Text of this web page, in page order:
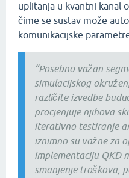
uplitanja u kvantni kanal
čime se sustav može
komunikacijske
“Posebno važan
simulacijskog
različite izvedbe
procjenjuje njihova
iterativno testiranje
iznimno su važne za
implementaciju QKD
smanjenje troškova,